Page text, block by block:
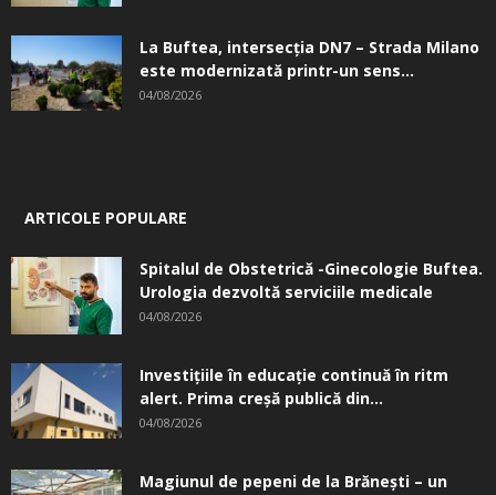
La Buftea, intersecţia DN7 – Strada Milano
este modernizată printr-un sens...
04/08/2026
ARTICOLE POPULARE
Spitalul de Obstetrică -Ginecologie Buftea.
Urologia dezvoltă serviciile medicale
04/08/2026
Investițiile în educație continuă în ritm
alert. Prima creşă publică din...
04/08/2026
Magiunul de pepeni de la Brăneşti – un